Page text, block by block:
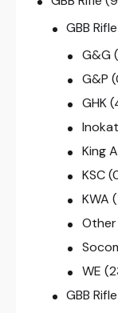
GBB
G&G
G&P
GHK
King
KSC
KWA
Other
WE
GBB